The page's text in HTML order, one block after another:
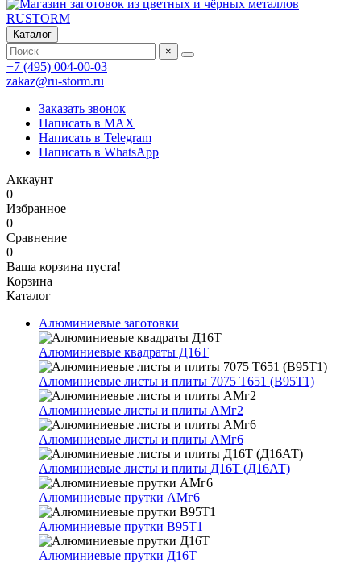
Каталог
×
+7 (495) 004-00-03
zakaz@ru-storm.ru
Заказать звонок
Написать в MAX
Написать в Telegram
Написать в WhatsApp
Аккаунт
0
Избранное
0
Сравнение
0
Ваша корзина пуста!
Корзина
Каталог
Алюминиевые заготовки
Алюминиевые квадраты Д16Т
Алюминиевые листы и плиты 7075 Т651 (В95Т1)
Алюминиевые листы и плиты АМг2
Алюминиевые листы и плиты АМг6
Алюминиевые листы и плиты Д16Т (Д16АТ)
Алюминиевые прутки АМг6
Алюминиевые прутки В95Т1
Алюминиевые прутки Д16Т